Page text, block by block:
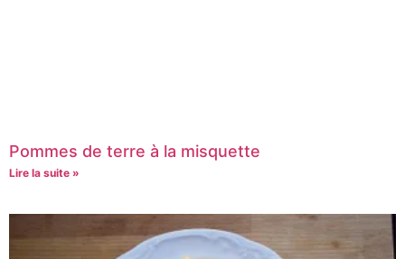
Pommes de terre à la misquette
Lire la suite »